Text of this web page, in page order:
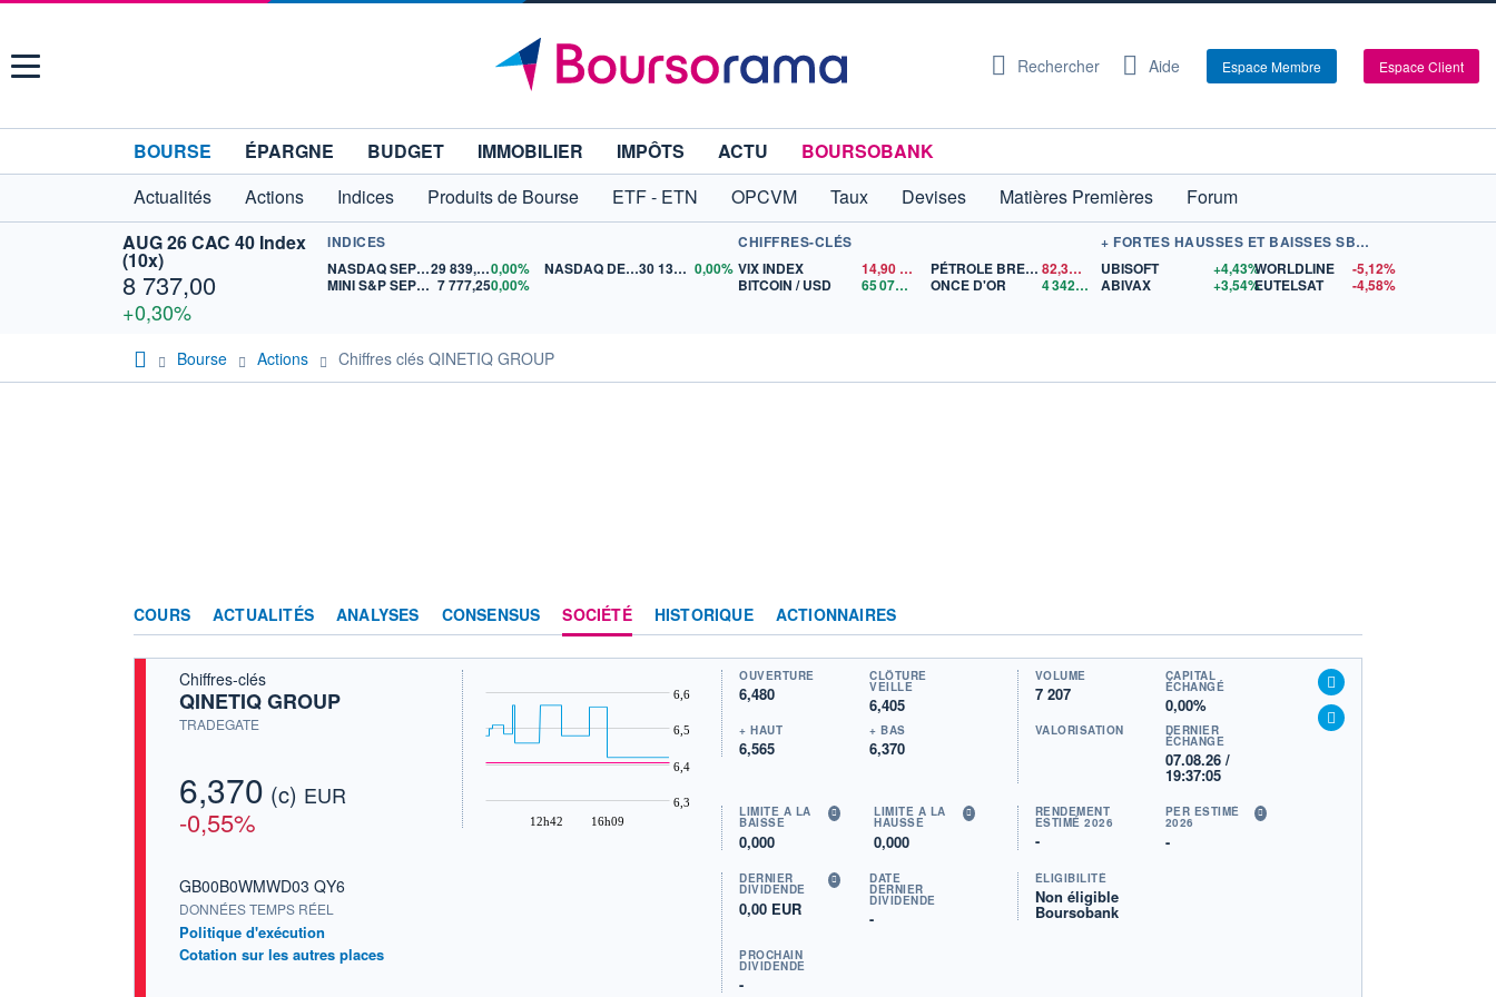
Menu Rechercher Aide Espace Membre Espace Client
BOURSE ÉPARGNE BUDGET IMMOBILIER IMPÔTS ACTU
BOURSOBANK
Actualités
Actions Indices Produits de Bourse ETF - ETN OPCVM Taux Devises Matières Premières
Forum
AUG 26 CAC 40 Index
(10x)
8 737,00
+0,30%
INDICES
NASDAQ SEP26
29 839,500,00%
MINI S&P SEP26 7 777,250,00%
NASDAQ DEC26 30 135,00 0,00%
CHIFFRES-CLÉS
VIX INDEX
14,90$US
BITCOIN / USD
65 078,14 $US
PÉTROLE BRENT 82,35$US
ONCE D'OR
4 342,26 $US
+ FORTES HAUSSES ET BAISSES SBF 120
UBISOFT
+4,43%
ABIVAX
+3,54%
WORLDLINE
-5,12%
EUTELSAT
-4,58%
Bourse Actions Chiffres clés QINETIQ GROUP
COURS ACTUALITÉS ANALYSES CONSENSUS SOCIÉTÉ HISTORIQUE ACTIONNAIRES
Chiffres-clés
QINETIQ GROUP
TRADEGATE
6,370 (c) EUR
-0,55%
GB00B0WMWD03 QY6
DONNÉES TEMPS RÉEL
Politique d'exécution
Cotation sur les autres places
12h42 16h09
6,3
6,4
6,5
6,6
OUVERTURE
6,480
CLÔTURE
VEILLE
6,405
+ HAUT
6,565
+ BAS
6,370
VOLUME
7 207
CAPITAL
ÉCHANGÉ
0,00%
VALORISATION DERNIER
ÉCHANGE
07.08.26 /
19:37:05
LIMITE À LA
BAISSE
0,000
LIMITE À LA
HAUSSE
0,000
RENDEMENT
ESTIMÉ 2026
-
PER ESTIMÉ
2026
-
DERNIER
DIVIDENDE
0,00 EUR
DATE
DERNIER
DIVIDENDE
-
PROCHAIN
DIVIDENDE
-
ÉLIGIBILITÉ
Non éligible
Boursobank